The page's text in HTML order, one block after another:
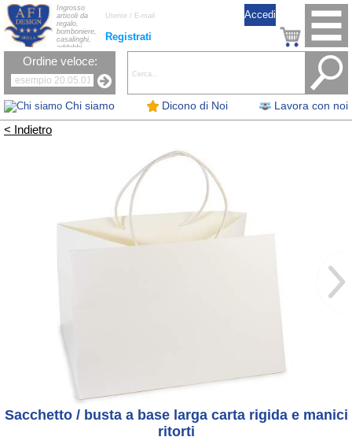
Chi siamo Dicono di Noi Lavora con noi
Registrati
Ingrosso
articoli da
regalo,
bomboniere,
casalinghi,
addobbi
natalizi, nastri,
oggettistica,
la tavola, fiori
artificiali e
candele.
Ordine veloce:
< Indietro
Sacchetto / busta a base larga carta rigida e manici
ritorti